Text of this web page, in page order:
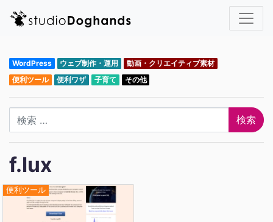
WordPress ウェブ制作・運用
動画・クリエイティブ素材
便利ツール
便利ワザ 子育て その他
検索
f.lux
便利ツール